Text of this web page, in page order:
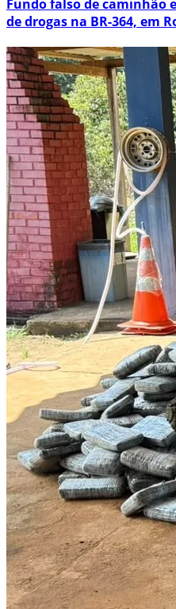
Fundo falso de caminhão
de drogas na BR-364, em